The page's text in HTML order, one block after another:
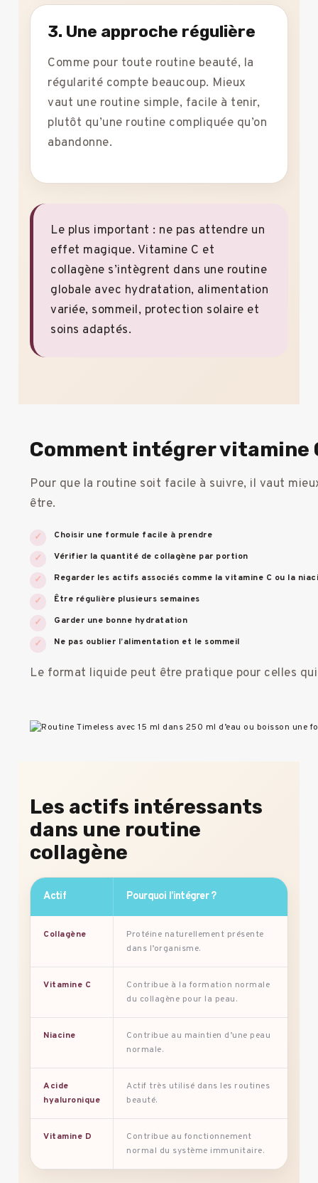
3. Une approche régulière
Comme pour toute routine beauté, la
régularité compte beaucoup. Mieux
vaut une routine simple, facile à tenir,
plutôt qu’une routine compliquée qu’on
abandonne.
Le plus important : ne pas attendre un
effet magique. Vitamine C et
collagène s’intègrent dans une routine
globale avec hydratation, alimentation
variée, sommeil, protection solaire et
soins adaptés.
Comment intégrer vitamine
Pour que la routine soit facile à suivre, il vaut
être.
Choisir une formule facile à prendre
Vérifier la quantité de collagène par portion
Regarder les actifs associés comme la vitamine C ou la
Être régulière plusieurs semaines
Garder une bonne hydratation
Ne pas oublier l’alimentation et le sommeil
Le format liquide peut être pratique pour celles
Les actifs intéressants
dans une routine
collagène
Actif Pourquoi l’intégrer ?
Collagène
Protéine naturellement présente
dans l’organisme.
Vitamine C
Contribue à la formation normale
du collagène pour la peau.
Niacine
Contribue au maintien d’une peau
normale.
Acide
hyaluronique
Actif très utilisé dans les routines
beauté.
Vitamine D
Contribue au fonctionnement
normal du système immunitaire.